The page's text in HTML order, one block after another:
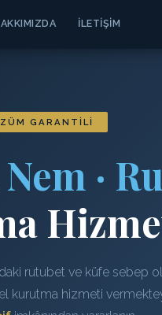
İLETIŞIM
GARANTILI
Nem ·
rutubet ve küfe sebep
kurutma hizmeti